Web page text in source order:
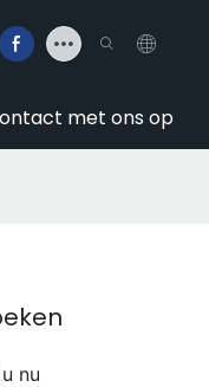
met ons op
nu